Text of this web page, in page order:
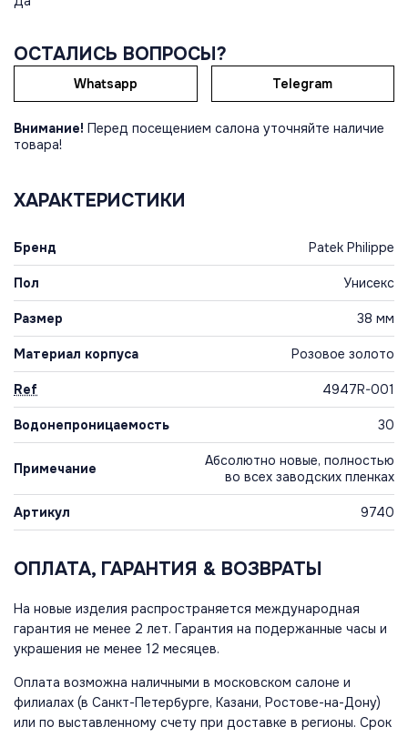
ОСТАЛИСЬ ВОПРОСЫ?
Whatsapp Telegram
Внимание! Перед посещением салона уточняйте наличие
товара!
ХАРАКТЕРИСТИКИ
Бренд Patek Philippe
Пол Унисекс
Размер 38 мм
Материал корпуса Розовое золото
Ref 4947R-001
Водонепроницаемость 30
Примечание
Абсолютно новые, полностью
во всех заводских пленках
Артикул 9740
ОПЛАТА, ГАРАНТИЯ & ВОЗВРАТЫ
На новые изделия распространяется международная
гарантия не менее 2 лет. Гарантия на подержанные часы и
украшения не менее 12 месяцев.
Оплата возможна наличными в московском салоне и
филиалах (в Санкт-Петербурге, Казани, Ростове-на-Дону)
или по выставленному счету при доставке в регионы. Срок